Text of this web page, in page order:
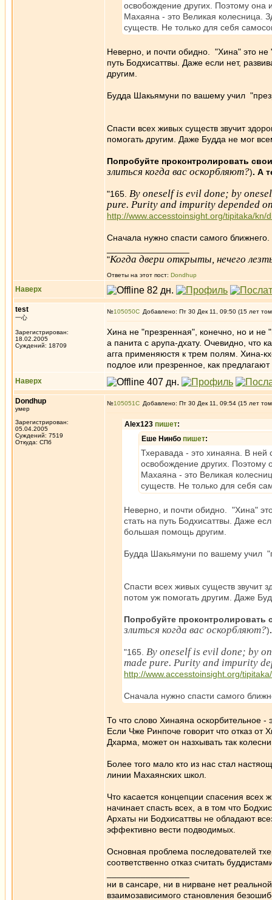
освобождение других. Поэтому она
Махаяна - это Великая колесница.
существ. Не только для себя
Неверно, и почти обидно. "Хина" это не
путь Бодхисаттвы. Даже если нет,
другим.
Будда Шакьямуни по вашему учил
Спасти всех живых существ звучит
помогать другим. Даже Будда не мог
Попробуйте проконтролировать
злиться когда вас оскорбляют?). А
"165. By oneself is evil done; by
pure. Purity and impurity depended
http://www.accesstoinsight.org/tipitaka/kn/
Сначала нужно спасти самого ближнего.
"Когда двери открыты, нечего
Ответы на этот пост: Dondhup
Наверх
test
一心
Зарегистрирован:
18.02.2005
Суждений: 18709
№105050 Добавлено: Пт 30 Дек 11, 09:50 (15 лет
Хина не "презренная", конечно, но и
а панита с арупа-дхату. Очевидно, что
агга применяюстя к трем полям. Хина-
подлое или презренное, как предлагают
Наверх
Dondhup
умер
Зарегистрирован:
05.04.2005
Суждений: 7519
Откуда: СПб
№105051 Добавлено: Пт 30 Дек 11, 09:54 (15 лет
Alex123 пишет:
Еше Нинбо пишет:
Тхеравада - это хинаяна. В ней
освобождение других. Поэтому
Махаяна - это Великая
существ. Не только для себя
Неверно, и почти обидно. "Хина"
стать на путь Бодхисаттвы. Даже
большая помощь другим.
Будда Шакьямуни по вашему учил
Спасти всех живых существ звучит
потом уж помогать другим. Даже
Попробуйте проконтролировать
злиться когда вас оскорбляют?)
"165. By oneself is evil done; by
made pure. Purity and impurity
http://www.accesstoinsight.org/
Сначала нужно спасти самого
То что слово Хинаяна оскорбительное -
Если Чже Ринпоче говорит что отказ от
Дхарма, может он назхывать так
Более того мало кто из нас стал
линии Махаянских школ.
Что касается концепции спасения
начинает спасть всех, а в том что
Архаты ни Бодхисаттвы не обладают
эффективно вести подводимых.
Основная проблема последователей
соответственно отказ считать
ни в сансаре, ни в нирване нет
взаимозависимого становления